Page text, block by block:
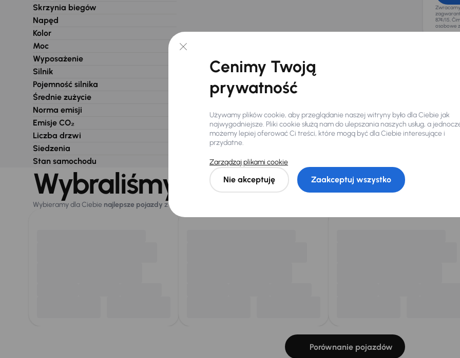
Skrzynia biegów
Napęd
Kolor
Moc
Wyposażenie
Silnik
Pojemność silnika
Średnie zużycie
Norma emisji
Emisje CO₂
Liczba drzwi
Siedzenia
Stan samochodu
874/15,
osobowe
Wybraliśmy dla Ciebie
Wybieramy dla Ciebie najlepsze pojazdy z naszej oferty. Kupimy dla Ciebie
Porównanie pojazdów
Cenimy Twoją
prywatność
Używamy plików cookie, aby przeglądanie naszej witryny było dla Ciebie jak
najwygodniejsze. Pliki cookie służą nam do ulepszania naszych usług, a
możemy lepiej oferować Ci treści, które mogą być dla Ciebie interesujące i
przydatne.
Zarządzaj plikami cookie
Nie akceptuję Zaakceptuj wszystko